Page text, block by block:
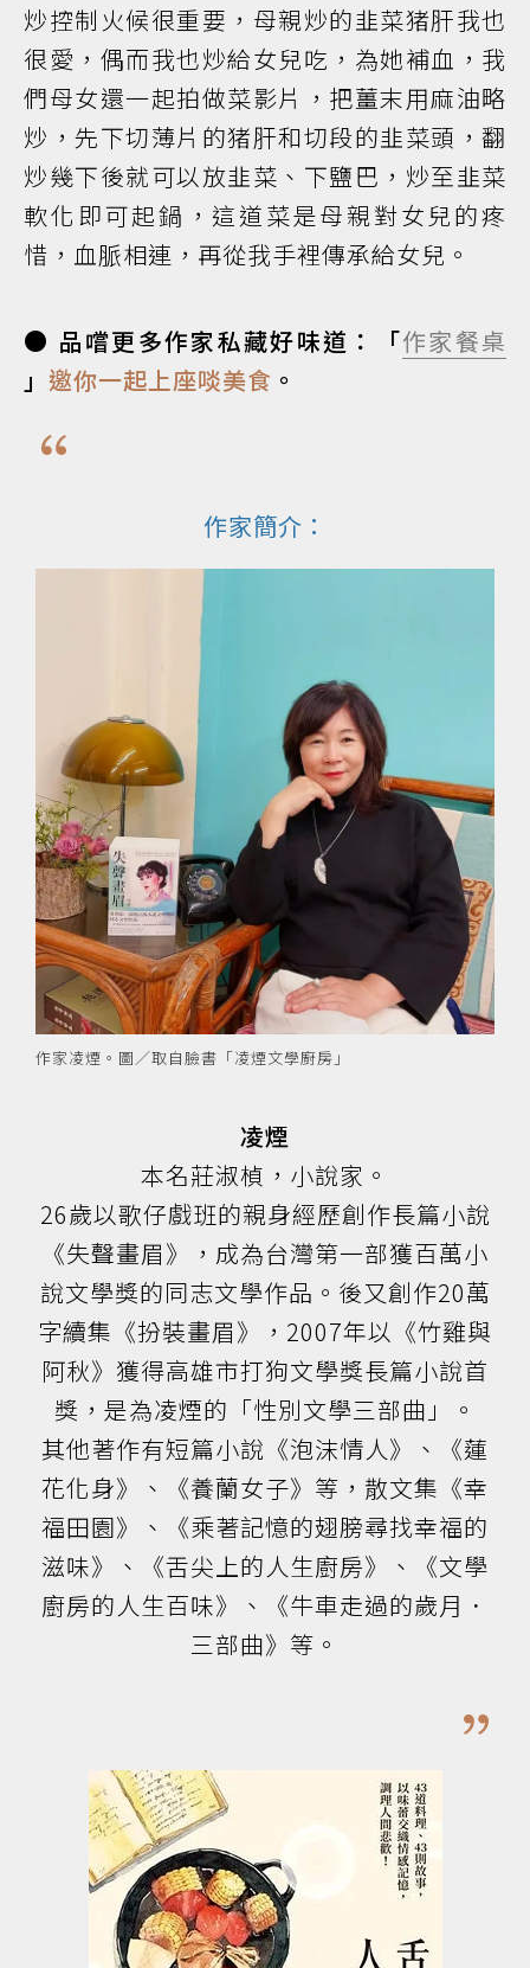
炒控制火候很重要，母親炒的韭菜猪肝我也
很愛，偶而我也炒給女兒吃，為她補血，我
們母女還一起拍做菜影片，把薑末用麻油略
炒，先下切薄片的猪肝和切段的韭菜頭，翻
炒幾下後就可以放韭菜、下鹽巴，炒至韭菜
軟化即可起鍋，這道菜是母親對女兒的疼
惜，血脈相連，再從我手裡傳承給女兒。
● 品嚐更多作家私藏好味道：「作家餐桌
」 邀你一起上座啖美食 。
作家簡介：
作家凌煙。圖／取自臉書「凌煙文學廚房」
凌煙
本名莊淑楨，小說家。
26歲以歌仔戲班的親身經歷創作長篇小說
《失聲畫眉》，成為台灣第一部獲百萬小
說文學獎的同志文學作品。後又創作20萬
字續集《扮裝畫眉》，2007年以《竹雞與
阿秋》獲得高雄市打狗文學獎長篇小說首
獎，是為凌煙的「性別文學三部曲」。
其他著作有短篇小說《泡沫情人》、《蓮
花化身》、《養蘭女子》等，散文集《幸
福田園》、《乘著記憶的翅膀尋找幸福的
滋味》、《舌尖上的人生廚房》、《文學
廚房的人生百味》、《牛車走過的歲月．
三部曲》等。